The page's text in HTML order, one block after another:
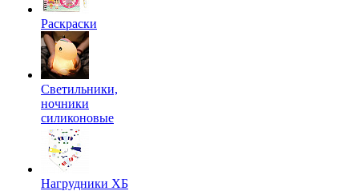
Раскраски
Светильники,
ночники
силиконовые
Нагрудники ХБ